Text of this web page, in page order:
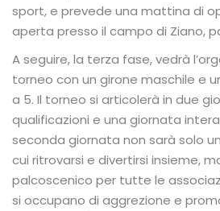
sport, e prevede una mattina di
aperta presso il campo di Ziano,
A seguire, la terza fase, vedrà
torneo con un girone maschile e
a 5. Il torneo si articolerà in due
qualificazioni e una giornata
seconda giornata non sarà solo
cui ritrovarsi e divertirsi insieme,
palcoscenico per tutte le
si occupano di aggrezione e